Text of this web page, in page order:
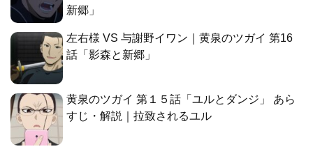
新郷」
左右様 VS 与謝野イワン｜黄泉のツガイ 第16
話「影森と新郷」
黄泉のツガイ 第１５話「ユルとダンジ」 あら
すじ・解説｜拉致されるユル